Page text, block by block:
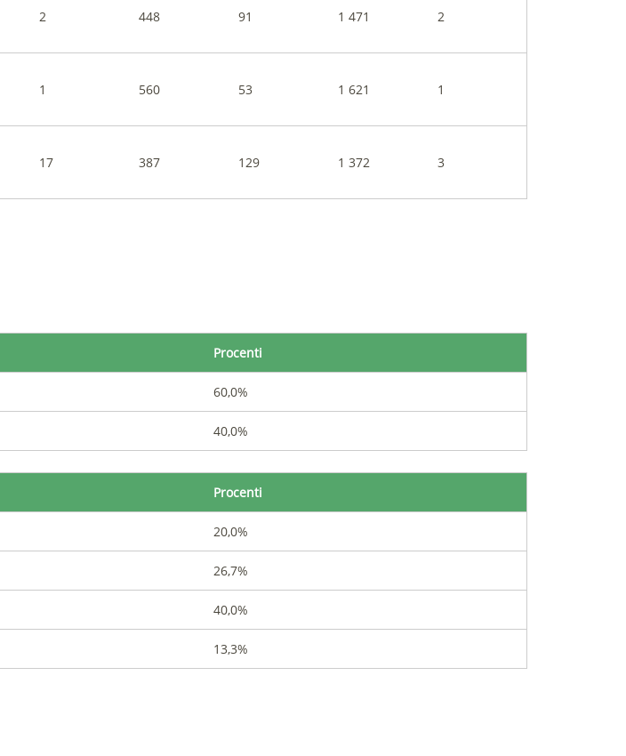
2 448 91 1 471 2
1 560 53 1 621 1
17 387 129 1 372 3
Procenti
60,0%
40,0%
Procenti
20,0%
26,7%
40,0%
13,3%